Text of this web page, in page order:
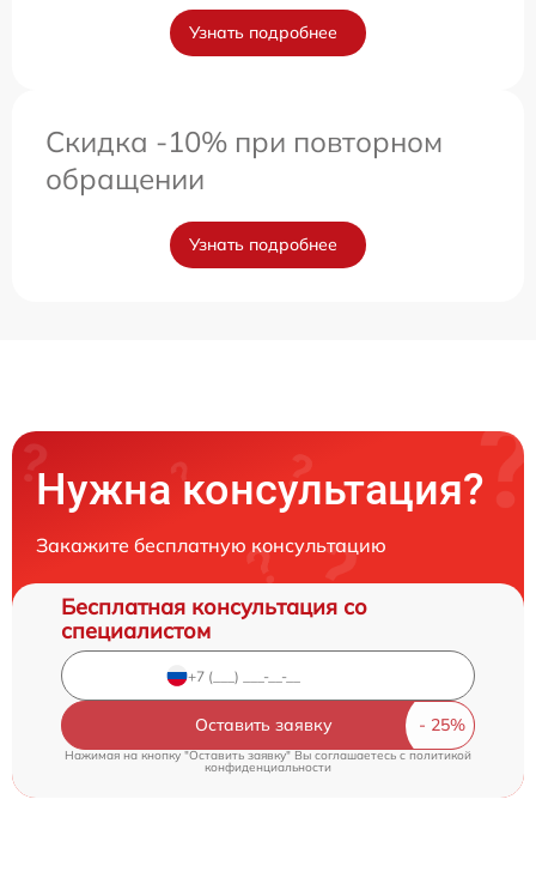
Узнать подробнее
Скидка -10% при повторном
обращении
Узнать подробнее
Нужна консультация?
Закажите бесплатную консультацию
Бесплатная консультация со
специалистом
Оставить заявку
Нажимая на кнопку "Оставить заявку" Вы соглашаетесь c политикой
конфиденциальности